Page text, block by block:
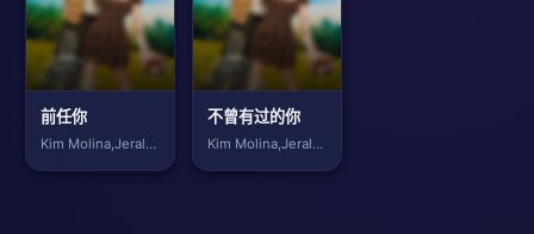
前任你
Kim Molina,Jerald Na
不曾有过的你
Kim Molina,Jerald Na